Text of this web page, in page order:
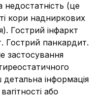
недостатність (це
кори надниркових
Гострий інфаркт
Гострий панкардит.
застосування
інформація
або